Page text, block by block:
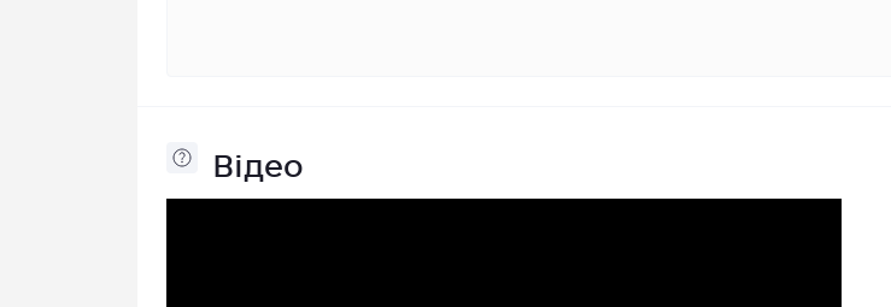
Відео